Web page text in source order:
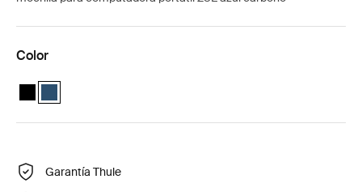
Color
Thule Construct backpack 28L Negro
Thule Construct backpack 28L Azul carbono (selected)
Garantía Thule